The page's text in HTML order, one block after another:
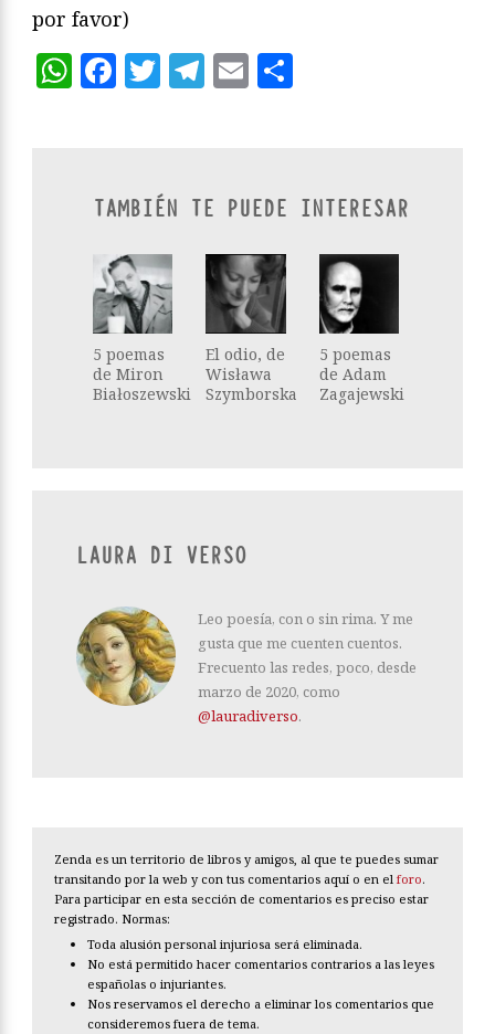
por favor)
WhatsApp
Facebook
Twitter
Telegram
Email
TAMBIÉN TE PUEDE INTERESAR
5 poemas
de Miron
Białoszewski
El odio, de
Wisława
Szymborska
5 poemas
de Adam
Zagajewski
LAURA DI VERSO
Leo poesía, con o sin rima. Y me
gusta que me cuenten cuentos.
Frecuento las redes, poco, desde
marzo de 2020, como
@lauradiverso.
Zenda es un territorio de libros y amigos, al que te puedes sumar
transitando por la web y con tus comentarios aquí o en el foro.
Para participar en esta sección de comentarios es preciso estar
registrado. Normas:
Toda alusión personal injuriosa será eliminada.
No está permitido hacer comentarios contrarios a las leyes
españolas o injuriantes.
Nos reservamos el derecho a eliminar los comentarios que
consideremos fuera de tema.